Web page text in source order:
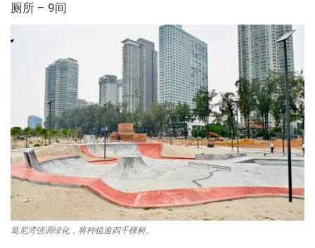
厕所 – 9间
葛尼湾强调绿化，将种植逾四千棵树。